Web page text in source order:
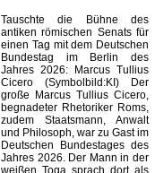
Tauschte die Bühne des
antiken römischen Senats für
einen Tag mit dem Deutschen
Bundestag im Berlin des
Jahres 2026: Marcus Tullius
Cicero (Symbolbild:KI) Der
große Marcus Tullius Cicero,
begnadeter Rhetoriker Roms,
zudem Staatsmann, Anwalt
und Philosoph, war zu Gast im
Deutschen Bundestages des
Jahres 2026. Der Mann in der
weißen Toga sprach dort als